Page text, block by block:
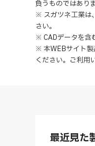
負うものではあり
※ スガツネ工業は
さい。
※ CADデータを含
※ 本WEBサイト
ください。ご利用
最近見た